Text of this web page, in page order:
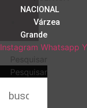
NACIONAL
Várzea
Grande
Instagram Whatsapp
Pesquisar
Pesquisar